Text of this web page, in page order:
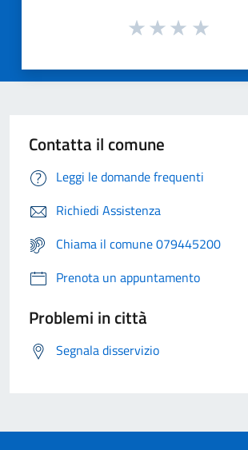
Contatta il comune
Leggi le domande frequenti
Richiedi Assistenza
Chiama il comune 079445200
Prenota un appuntamento
Problemi in città
Segnala disservizio